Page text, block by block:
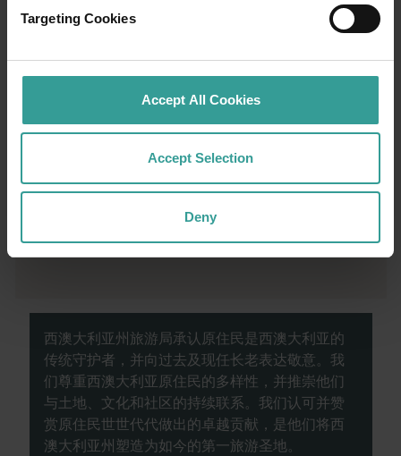
Targeting Cookies
Accept All Cookies
Accept Selection
Deny
旅行故事
准备好探索了？请看看这些来自西澳大利亚州
选，找到你感兴趣的故事，它们都是由像你一
样的旅行者撰写的。
阅读更多
西澳大利亚州旅游局承认原住民是西澳大利亚的
传统守护者，并向过去及现任长老表达敬意。我
们尊重西澳大利亚原住民的多样性，并推崇他们
与土地、文化和社区的持续联系。我们认可并赞
赏原住民世世代代做出的卓越贡献，是他们将西
澳大利亚州塑造为如今的第一旅游圣地。